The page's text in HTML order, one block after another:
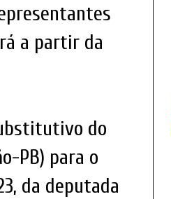
a partir da
do
PB) para o
da deputada